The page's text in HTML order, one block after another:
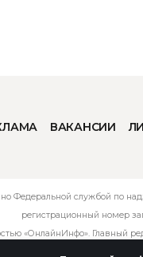
ВАКАНСИИ
Федеральной службой по
регистрационный номер
«ОнлайнИнфо». Главный